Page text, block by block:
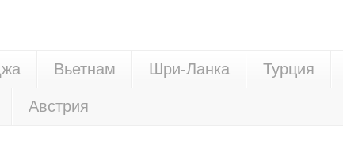
Вьетнам Шри-Ланка Турция
Австрия